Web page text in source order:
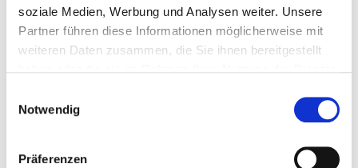
soziale Medien, Werbung und Analysen weiter. Unsere
Partner führen diese Informationen möglicherweise mit
weiteren Daten zusammen, die Sie ihnen bereitgestellt
Notwendig
Präferenzen
€ 500,-
Gewicht: 0.001 kg
Mehr In den Warenkorb